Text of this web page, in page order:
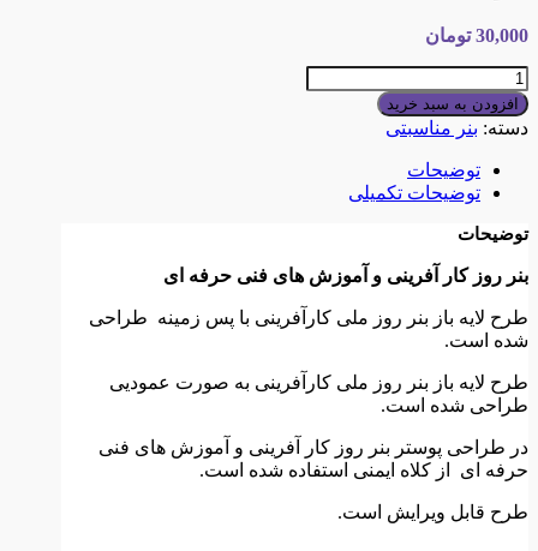
30,000 تومان
بنر
روز
کار
آموزش
فنی
ای
عدد
افزودن به سبد خرید
دسته: بنر مناسبتی
توضیحات
توضیحات تکمیلی
توضیحات
بنر روز کار آفرینی و آموزش های فنی حرفه ای
طرح لایه باز بنر روز ملی کارآفرینی با پس زمینه طراحی
شده است.
طرح لایه باز بنر روز ملی کارآفرینی به صورت عمودیی
طراحی شده است.
در طراحی پوستر بنر روز کار آفرینی و آموزش های فنی
حرفه ای از کلاه ایمنی استفاده شده است.
طرح قابل ویرایش است.